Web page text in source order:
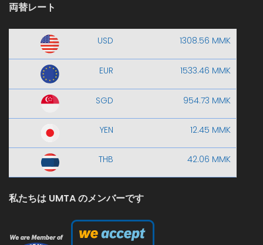
両替レート
USD 1308.56 MMK
EUR 1533.46 MMK
SGD 954.73 MMK
YEN 12.45 MMK
THB 42.06 MMK
私たちは UMTA のメンバーです